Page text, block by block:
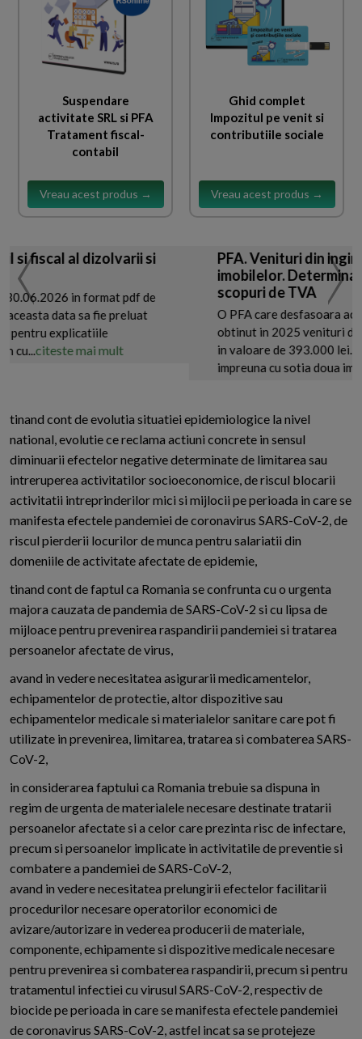
Suspendare
activitate SRL si PFA
Tratament fiscal-
contabil
Vreau acest produs →
Ghid complet
Impozitul pe venit si
contributiile sociale
Vreau acest produs →
al dizolvarii si
in format pdf de
data sa fie preluat
explicatiile
citeste mai mult
PFA. Venituri din inginerie
imobilelor. Determinarea
scopuri de TVA
O PFA care desfasoara
obtinut in 2025 venituri din
in valoare de 393.000 lei.
impreuna cu sotia doua imobile...
tinand cont de evolutia situatiei epidemiologice la nivel
national, evolutie ce reclama actiuni concrete in sensul
diminuarii efectelor negative determinate de limitarea sau
intreruperea activitatilor socioeconomice, de riscul blocarii
activitatii intreprinderilor mici si mijlocii pe perioada in care se
manifesta efectele pandemiei de coronavirus SARS-CoV-2, de
riscul pierderii locurilor de munca pentru salariatii din
domeniile de activitate afectate de epidemie,
tinand cont de faptul ca Romania se confrunta cu o urgenta
majora cauzata de pandemia de SARS-CoV-2 si cu lipsa de
mijloace pentru prevenirea raspandirii pandemiei si tratarea
persoanelor afectate de virus,
avand in vedere necesitatea asigurarii medicamentelor,
echipamentelor de protectie, altor dispozitive sau
echipamentelor medicale si materialelor sanitare care pot fi
utilizate in prevenirea, limitarea, tratarea si combaterea SARS-
CoV-2,
in considerarea faptului ca Romania trebuie sa dispuna in
regim de urgenta de materialele necesare destinate tratarii
persoanelor afectate si a celor care prezinta risc de infectare,
precum si persoanelor implicate in activitatile de preventie si
combatere a pandemiei de SARS-CoV-2,
avand in vedere necesitatea prelungirii efectelor facilitarii
procedurilor necesare operatorilor economici de
avizare/autorizare in vederea producerii de materiale,
componente, echipamente si dispozitive medicale necesare
pentru prevenirea si combaterea raspandirii, precum si pentru
tratamentul infectiei cu virusul SARS-CoV-2, respectiv de
biocide pe perioada in care se manifesta efectele pandemiei
de coronavirus SARS-CoV-2, astfel incat sa se protejeze